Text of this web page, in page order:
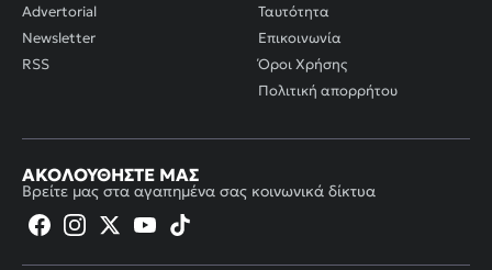
Advertorial
Newsletter
RSS
Ταυτότητα
Επικοινωνία
Όροι Χρήσης
Πολιτική απορρήτου
ΑΚΟΛΟΥΘΉΣΤΕ ΜΑΣ
Βρείτε μας στα αγαπημένα σας κοινωνικά δίκτυα